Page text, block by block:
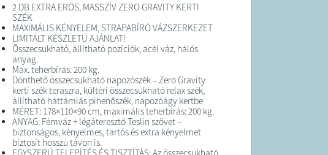
2 DB EXTRA ERŐS, MASSZÍV ZERO GRAVITY KERTI
SZÉK
MAXIMÁLIS KÉNYELEM, STRAPABÍRÓ VÁZSZERKEZET
LIMITÁLT KÉSZLETÚ AJÁNLAT!
Összecsukható, állítható pozíciók, acél váz, hálós
anyag.
Max. teherbírás: 200 kg.
Dönthető összecsukható napozószék – Zero Gravity
kerti szék teraszra, kültéri összecsukható relax szék,
állítható háttámlás pihenőszék, napozóágy kertbe
MÉRET: 178×110×90 cm, maximális teherbírás: 200 kg.
ANYAG: Fémváz + légáteresztő Teslin szövet –
biztonságos, kényelmes, tartós és extra kényelmet
biztosít hosszú távon is.